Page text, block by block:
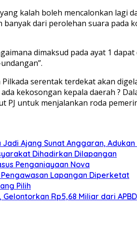
kalah boleh mencalonkan lagi
dari perolehan suara pada
dimaksud pada ayat 1
serentak terdekat akan
kekosongan kepala daerah ?
PJ untuk menjalankan roda
Ajang Sunat Anggaran,
Dihadirkan Dilapangan
Penganiayaan Nova
Lapangan Diperketat
Pilih
Rp5,68 Miliar dari APBD